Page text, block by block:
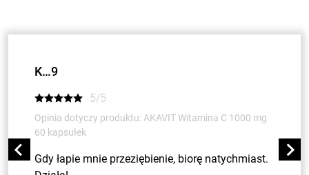
K…9
5/5
Opinia dotyczy produktu: AKAVIT Witamina C 1000 mg
60 kapsułek
Gdy łapie mnie przeziębienie, biorę natychmiast.